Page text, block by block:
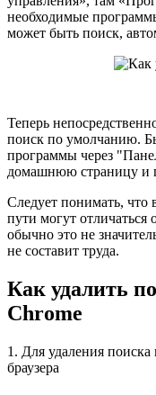
необходимые
может быть поиск,
Теперь
поиск по умолчанию.
программы через
домашнюю страницу и
Следует понимать, что
пути могут отличаться
обычно это не
не составит труда.
Как удалить
Chrome
1. Для удаления
браузера